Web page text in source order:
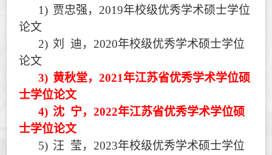
1) 贾忠强， 2019年校级优秀学术硕士学位
论文
2) 刘 迪， 2020年校级优秀学术硕士学位
论文
3) 黄秋堂，2021年江苏省优秀学术学位硕
士学位论文
4) 沈 宁，2022年江苏省优秀学术学位硕
士学位论文
5) 汪 莹， 2023年校级优秀学术硕士学位